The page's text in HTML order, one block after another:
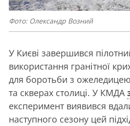
Фото: Олександр Возний
У Києві завершився
використання гранітної
для боротьби з
та скверах столиці. У КМДА
експеримент виявився
наступного сезону цей